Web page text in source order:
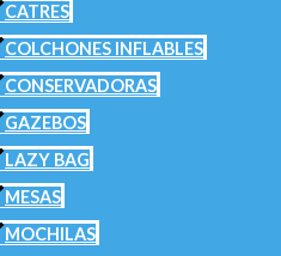
CATRES
COLCHONES INFLABLES
CONSERVADORAS
GAZEBOS
LAZY BAG
MESAS
MOCHILAS
,Remeras Dry/U.V